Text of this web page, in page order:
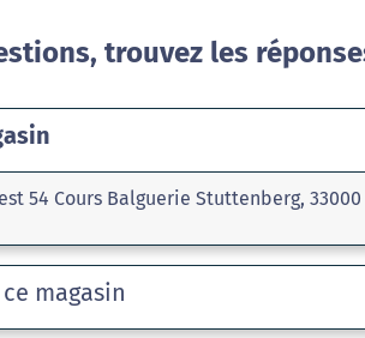
trouvez les
54 Cours Balguerie Stuttenberg,
magasin